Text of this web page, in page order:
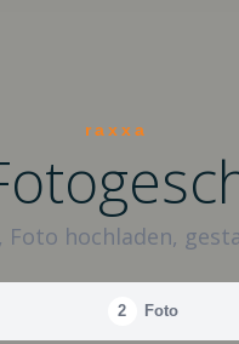
raxxa
Foto hochladen,
2 Foto